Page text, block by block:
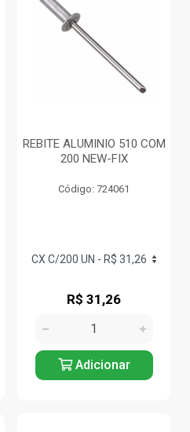
REBITE ALUMINIO 510 COM
200 NEW-FIX
Código: 724061
R$ 31,26
Adicionar